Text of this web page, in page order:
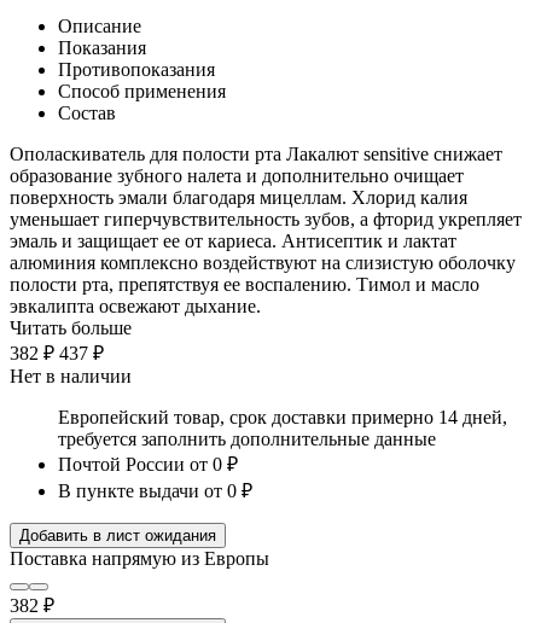
Описание
Показания
Противопоказания
Способ применения
Состав
Ополаскиватель для полости рта Лакалют sensitive снижает
образование зубного налета и дополнительно очищает
поверхность эмали благодаря мицеллам. Хлорид калия
уменьшает гиперчувствительность зубов, а фторид укрепляет
эмаль и защищает ее от кариеса. Антисептик и лактат
алюминия комплексно воздействуют на слизистую оболочку
полости рта, препятствуя ее воспалению. Тимол и масло
эвкалипта освежают дыхание.
Читать больше
382 ₽ 437 ₽
Нет в наличии
Европейский товар, срок доставки примерно 14 дней,
требуется заполнить дополнительные данные
Почтой России от 0 ₽
В пункте выдачи от 0 ₽
Добавить в лист ожидания
Поставка напрямую из Европы
382 ₽